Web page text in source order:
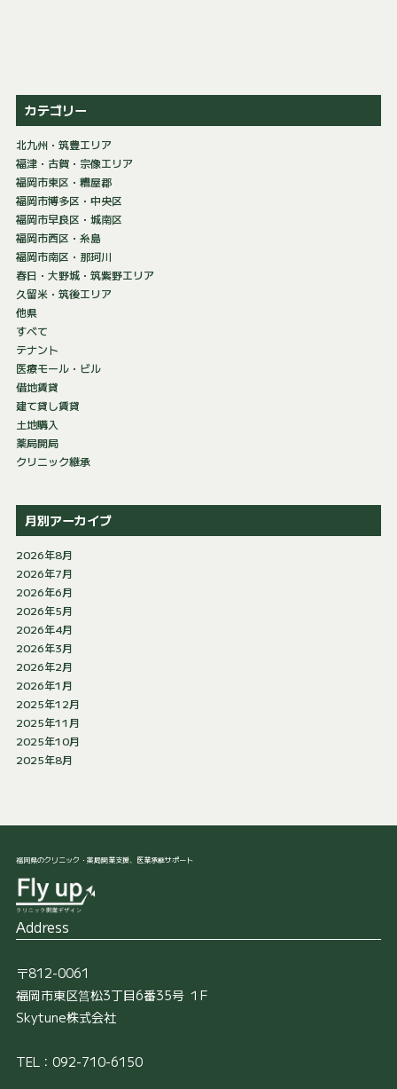
カテゴリー
北九州・筑豊エリア
福津・古賀・宗像エリア
福岡市東区・糟屋郡
福岡市博多区・中央区
福岡市早良区・城南区
福岡市西区・糸島
福岡市南区・那珂川
春日・大野城・筑紫野エリア
久留米・筑後エリア
他県
すべて
テナント
医療モール・ビル
借地賃貸
建て貸し賃貸
土地購入
薬局開局
クリニック継承
月別アーカイブ
2026年8月
2026年7月
2026年6月
2026年5月
2026年4月
2026年3月
2026年2月
2026年1月
2025年12月
2025年11月
2025年10月
2025年8月
福岡県のクリニック・薬局開業支援、医業承継サポート
Address
〒812-0061
福岡市東区筥松3丁目6番35号 １F
Skytune株式会社
TEL：092-710-6150